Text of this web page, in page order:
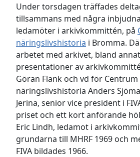
Under torsdagen träffades
tillsammans med några
ledamöter i arkivkommittén, på
näringslivshistoria i Bromma.
arbetet med arkivet, bland
presentationer av
Göran Flank och vd för
näringslivshistoria Anders
Jerina, senior vice president i
priset och ett kort anförande
Eric Lindh, ledamot i
grundarna till MHRF 1969 och
FIVA bildades 1966.